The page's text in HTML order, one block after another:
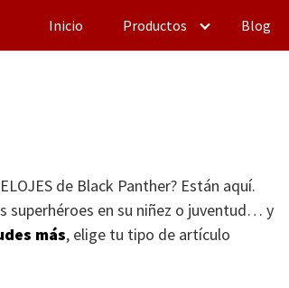
Inicio Productos Blog
de Black Panther? Están aquí.
superhéroes en su niñez o juventud… y
más, elige tu tipo de artículo